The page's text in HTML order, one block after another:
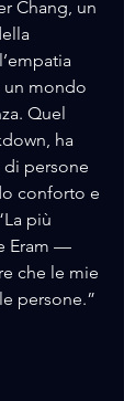
Chang, un
un mondo
Quel
ha
persone
conforto e
più
Eram —
che le mie
persone.”